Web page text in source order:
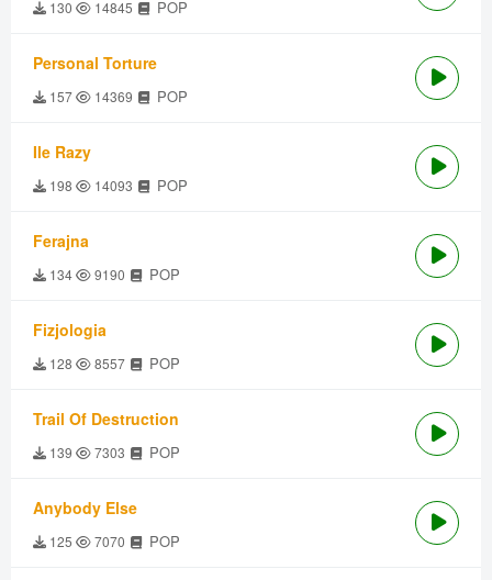
130 14845 POP
Personal Torture
157 14369 POP
Ile Razy
198 14093 POP
Ferajna
134 9190 POP
Fizjologia
128 8557 POP
Trail Of Destruction
139 7303 POP
Anybody Else
125 7070 POP